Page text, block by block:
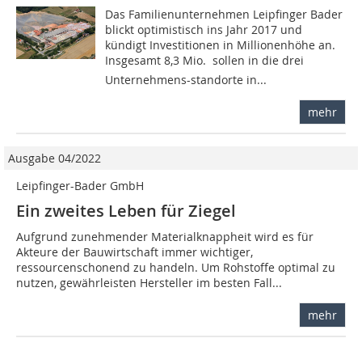
Das Familienunternehmen Leipfinger Bader
blickt optimistisch ins Jahr 2017 und
kündigt Investitionen in Millionenhöhe an.
Insgesamt 8,3 Mio.  sollen in die drei
Unternehmens-standorte in...
mehr
Ausgabe 04/2022
Leipfinger-Bader GmbH
Ein zweites Leben für Ziegel
Aufgrund zunehmender Materialknappheit wird es für
Akteure der Bauwirtschaft immer wichtiger,
ressourcenschonend zu handeln. Um Rohstoffe optimal zu
nutzen, gewährleisten Hersteller im besten Fall...
mehr